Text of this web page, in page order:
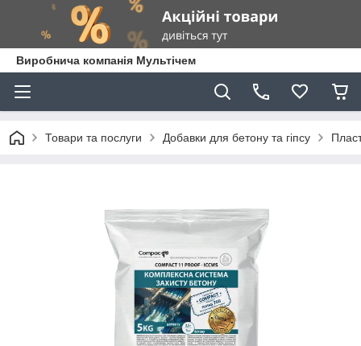
Виробнича компанія Мультічем
Товари та послуги Добавки для бетону та гіпсу